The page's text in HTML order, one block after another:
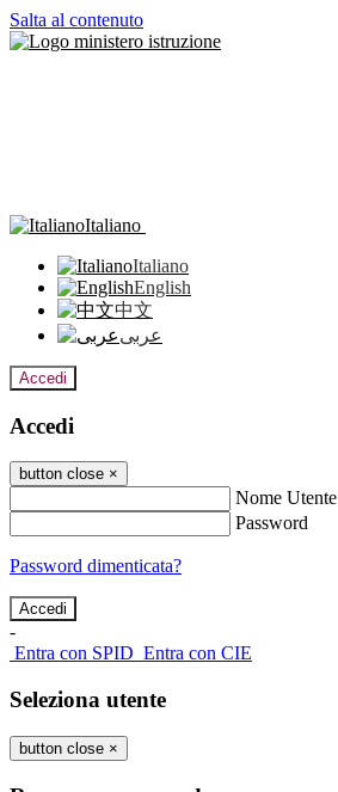
Salta al contenuto
Italiano
Italiano
English
中文
عربى
Accedi
Accedi
button close ×
Nome Utente
Password
Password dimenticata?
-
Entra con SPID Entra con CIE
Seleziona utente
button close ×